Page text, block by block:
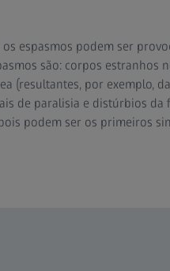
os espasmos podem ser
são: corpos
(resultantes, por exemplo,
de paralisia e distúrbios
podem ser os primeiros